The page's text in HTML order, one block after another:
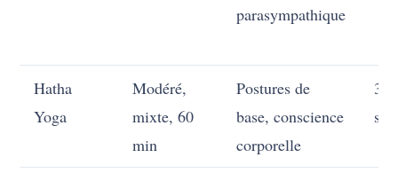
parasympathique
Hatha
Yoga
Modéré,
mixte, 60
min
Postures de
base, conscience
corporelle